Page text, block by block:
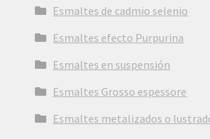
Esmaltes de cadmio selenio
Esmaltes efecto Purpurina
Esmaltes en suspensión
Esmaltes Grosso espessore
Esmaltes metalizados o